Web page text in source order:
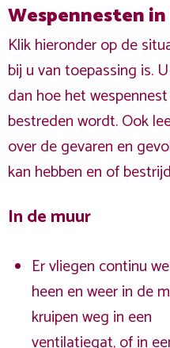
Wespennesten
Klik hieronder op de
bij u van toepassing is.
dan hoe het wespennest
bestreden wordt. Ook
over de gevaren en
kan hebben en of
In de muur
Er vliegen continu
heen en weer in de
kruipen weg in een